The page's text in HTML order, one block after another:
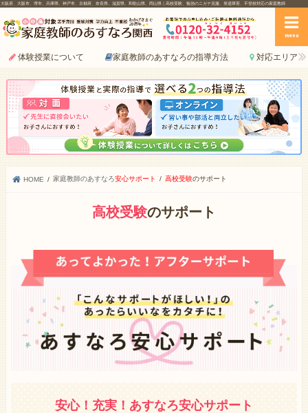
大阪府、大阪市、堺市、兵庫県、神戸市、京都府、奈良県、滋賀県、和歌山県、岡山県｜高校受験、勉強のニガテ克服、発達障害、不登校対応の家庭教師
menu
体験授業について 家庭教師のあすなろの指導方法 対応エリア
HOME 家庭教師のあすなろ安心サポート 高校受験のサポート
高校受験のサポート
安心！充実！あすなろ安心サポート